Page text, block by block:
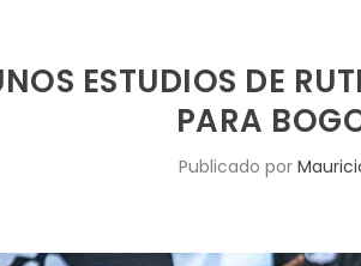
ESTUDIOS DE
PARA
Publicado por